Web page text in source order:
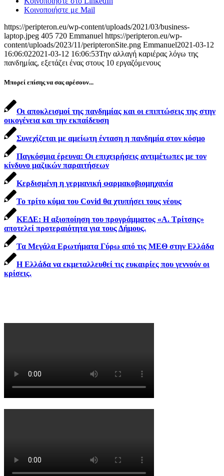
Κοινοποιήστε με Mail
https://peripteron.eu/wp-content/uploads/2021/03/business-
laptop.jpeg 405 720 Emmanuel https://peripteron.eu/wp-
content/uploads/2023/11/peripteronSite.png Emmanuel2021-03-12
16:06:022021-03-12 16:06:53Την αλλαγή καριέρας λόγω της
πανδημίας, εξετάζει ένας στους 10 εργαζόμενους
Μπορεί επίσης να σας αρέσουν...
Οι αποκλεισμοί της πανδημίας και οι επιπτώσεις της στην
οικογένεια και την εκπαίδευση
Συνεχίζεται με αμείωτη ένταση η πανδημία στον κόσμο
Παγκόσμια έρευνα: Οι επιχειρήσεις αντιμέτωπες με τον
κίνδυνο μαζικών παραιτήσεων
Κερδισμένη η γερμανική φαρμακοβιομηχανία
Το τρίτο κύμα του Covid θα χτυπήσει τους νέους
ΚΕΔΕ: Η αξιοποίηση του προγράμματος «Α. Τρίτσης»
αποτελεί προτεραιότητα για τους Δήμους.
Τα Μεγάλα Ερωτήματα Γύρω από τις ΜΕΘ στην Ελλάδα
Η Ελλάδα να εκμεταλλευθεί τις ευκαιρίες που γεννούν οι
κρίσεις.